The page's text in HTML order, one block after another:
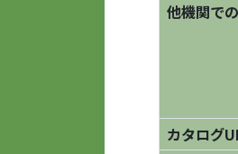
他機関で
カタログ